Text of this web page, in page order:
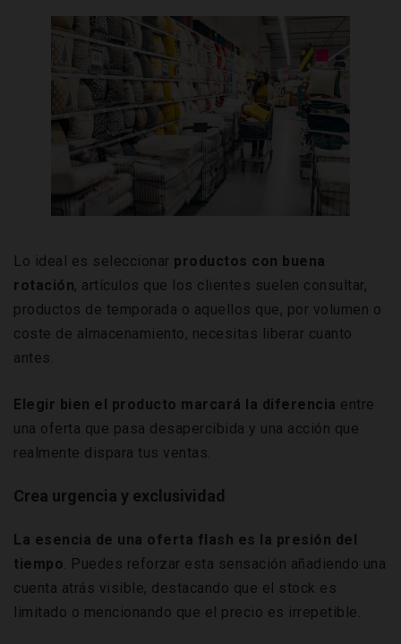
Lo ideal es seleccionar productos con buena
rotación, artículos que los clientes suelen consultar,
productos de temporada o aquellos que, por volumen o
coste de almacenamiento, necesitas liberar cuanto
antes.
Elegir bien el producto marcará la diferencia entre
una oferta que pasa desapercibida y una acción que
realmente dispara tus ventas.
Crea urgencia y exclusividad
La esencia de una oferta flash es la presión del
tiempo. Puedes reforzar esta sensación añadiendo una
cuenta atrás visible, destacando que el stock es
limitado o mencionando que el precio es irrepetible.